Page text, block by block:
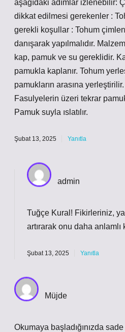
aşağıdaki adımlar izlenebilir:
dikkat edilmesi gerekenler :
gerekli koşullar : Tohum
danışarak yapılmalıdır.
kap, pamuk ve su gereklidir.
pamukla kaplanır. Tohum
pamukların arasına
Fasulyelerin üzeri tekrar
Pamuk suyla ıslatılır.
Şubat 13, 2025 Yanıtla
admin
Tuğçe Kural! Fikirleriniz,
artırarak onu daha anlamlı
Şubat 13, 2025 Yanıtla
Müjde
Okumaya başladığınızda